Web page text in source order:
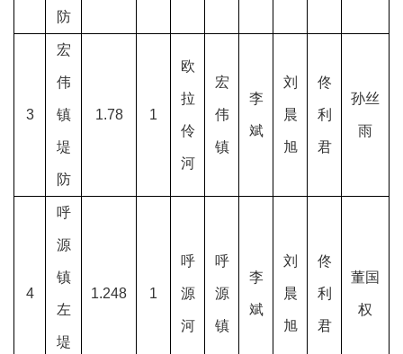
防
3
宏
伟
镇
堤
防
1.78 1
欧
拉
伶
河
宏
伟
镇
李
斌
刘
晨
旭
佟
利
君
孙丝
雨
4
呼
源
镇
左
堤
1.248 1
呼
源
河
呼
源
镇
李
斌
刘
晨
旭
佟
利
君
董国
权